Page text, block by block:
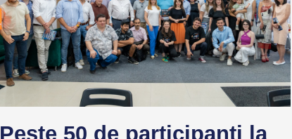
Peste 50 de participanți la